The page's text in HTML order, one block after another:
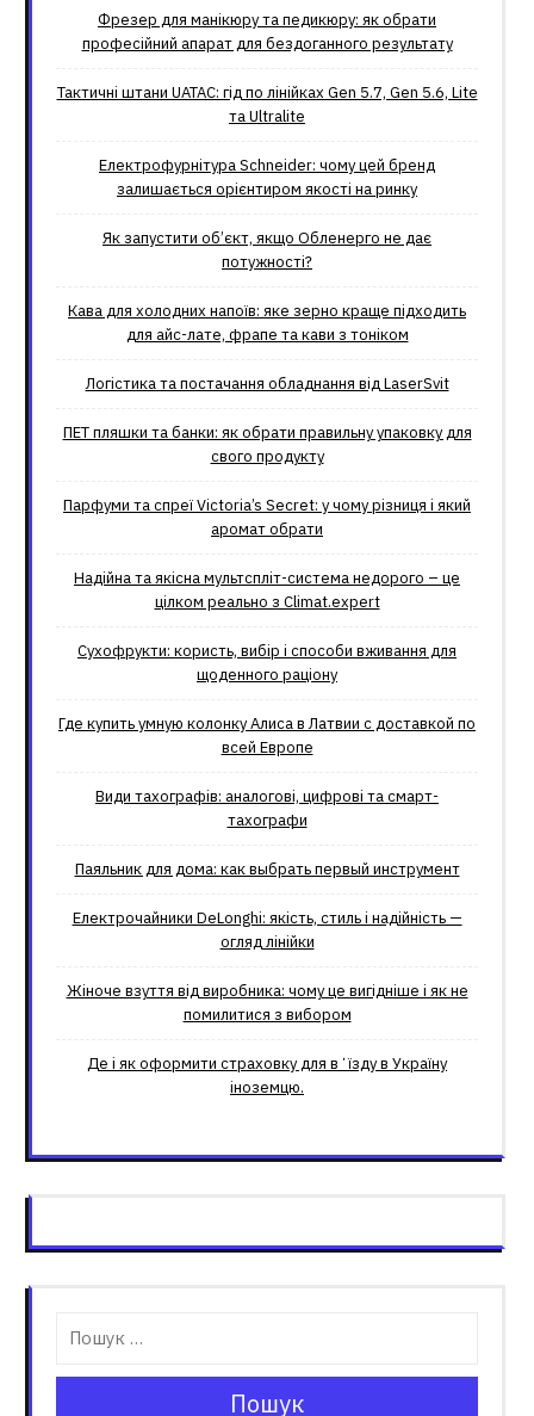
Фрезер для манікюру та педикюру: як обрати
професійний апарат для бездоганного результату
Тактичні штани UATAC: гід по лінійках Gen 5.7, Gen 5.6, Lite
та Ultralite
Електрофурнітура Schneider: чому цей бренд
залишається орієнтиром якості на ринку
Як запустити об’єкт, якщо Обленерго не дає
потужності?
Кава для холодних напоїв: яке зерно краще підходить
для айс-лате, фрапе та кави з тоніком
Логістика та постачання обладнання від LaserSvit
ПЕТ пляшки та банки: як обрати правильну упаковку для
свого продукту
Парфуми та спреї Victoria’s Secret: у чому різниця і який
аромат обрати
Надійна та якісна мультспліт-система недорого – це
цілком реально з Climat.еxpert
Сухофрукти: користь, вибір і способи вживання для
щоденного раціону
Где купить умную колонку Алиса в Латвии с доставкой по
всей Европе
Види тахографів: аналогові, цифрові та смарт-
тахографи
Паяльник для дома: как выбрать первый инструмент
Електрочайники DeLonghi: якість, стиль і надійність —
огляд лінійки
Жіноче взуття від виробника: чому це вигідніше і як не
помилитися з вибором
Де і як оформити страховку для вʼїзду в Україну
іноземцю.
Пошук